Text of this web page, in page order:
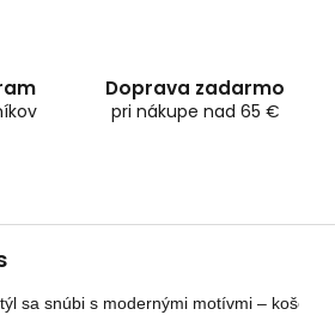
Doprava zadarmo
pri nákupe nad 65 €
sa snúbi s modernými motívmi –